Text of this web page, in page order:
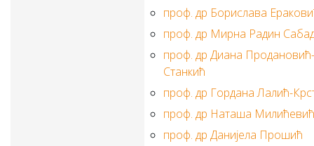
проф. др Борислава
проф. др Мирна Радин
проф. др Диана Продановић-
Станкић
проф. др Гордана Лалић-
проф. др Наташа Милићевић
проф. др Данијела Прошић